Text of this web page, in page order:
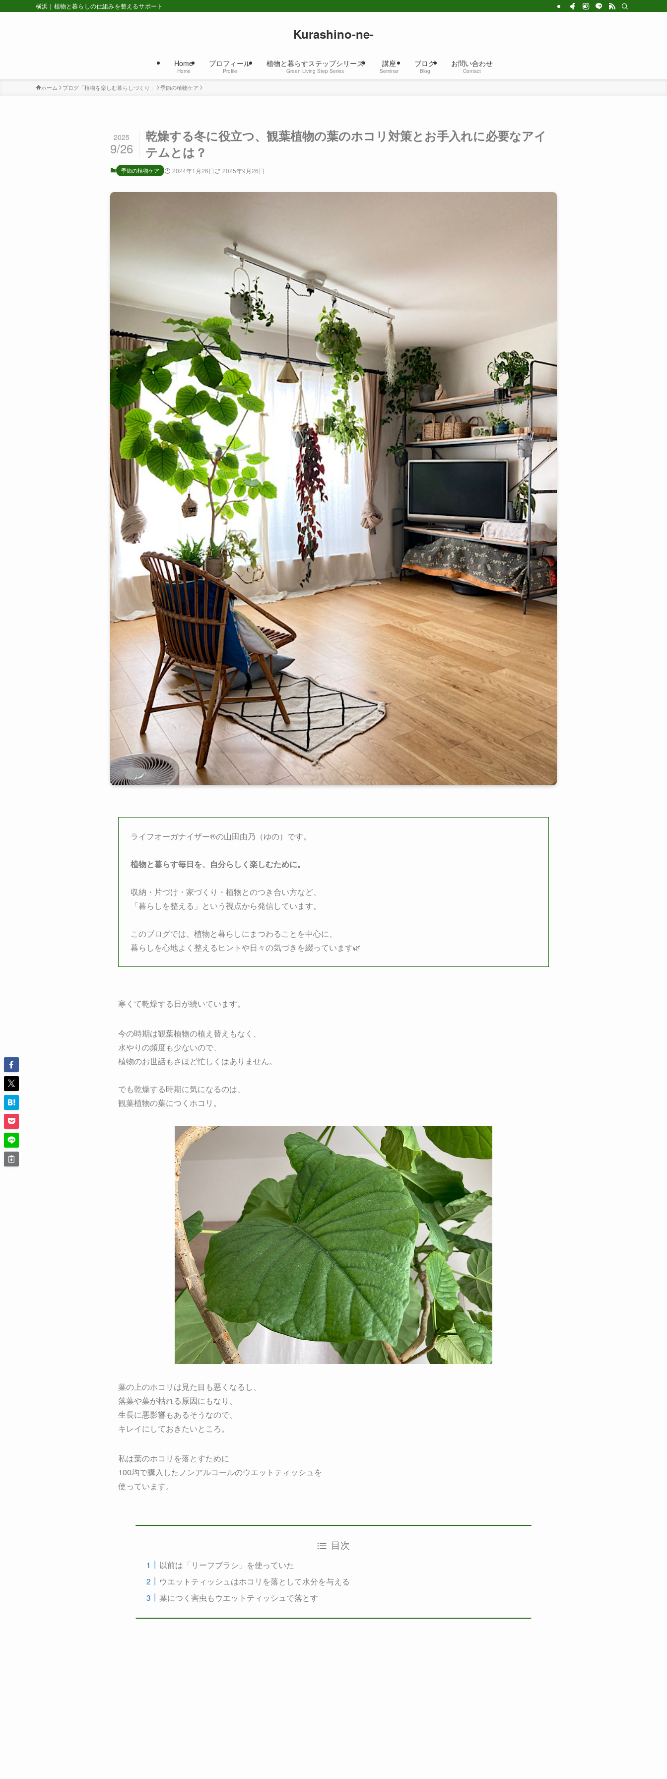
横浜｜植物と暮らしの仕組みを整えるサポート
Kurashino-ne-
Home
Home
プロフィール
Profile
植物と暮らすステップシリーズ
Green Living Step Series
講座
Seminar
ブログ
Blog
お問い合わせ
Contact
ホーム ブログ「植物を楽しむ暮らしづくり」 季節の植物ケア
乾燥する冬に役立つ、観葉植物の葉のホコリ対策とお手入れに必要なアイ
テムとは？
2025
9/26
季節の植物ケア 2024年1月26日 2025年9月26日
ライフオーガナイザー®の山田由乃（ゆの）です。
植物と暮らす毎日を、自分らしく楽しむために。
収納・片づけ・家づくり・植物とのつき合い方など、
「暮らしを整える」という視点から発信しています。
このブログでは、植物と暮らしにまつわることを中心に、
暮らしを心地よく整えるヒントや日々の気づきを綴っています🌿
寒くて乾燥する日が続いています。
今の時期は観葉植物の植え替えもなく、
水やりの頻度も少ないので、
植物のお世話もさほど忙しくはありません。
でも乾燥する時期に気になるのは、
観葉植物の葉につくホコリ。
葉の上のホコリは見た目も悪くなるし、
落葉や葉が枯れる原因にもなり、
生長に悪影響もあるそうなので、
キレイにしておきたいところ。
私は葉のホコリを落とすために
100均で購入したノンアルコールのウエットティッシュを
使っています。
目次
以前は「リーフブラシ」を使っていた
ウエットティッシュはホコリを落として水分を与える
葉につく害虫もウエットティッシュで落とす